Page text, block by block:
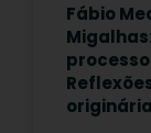
Fábio